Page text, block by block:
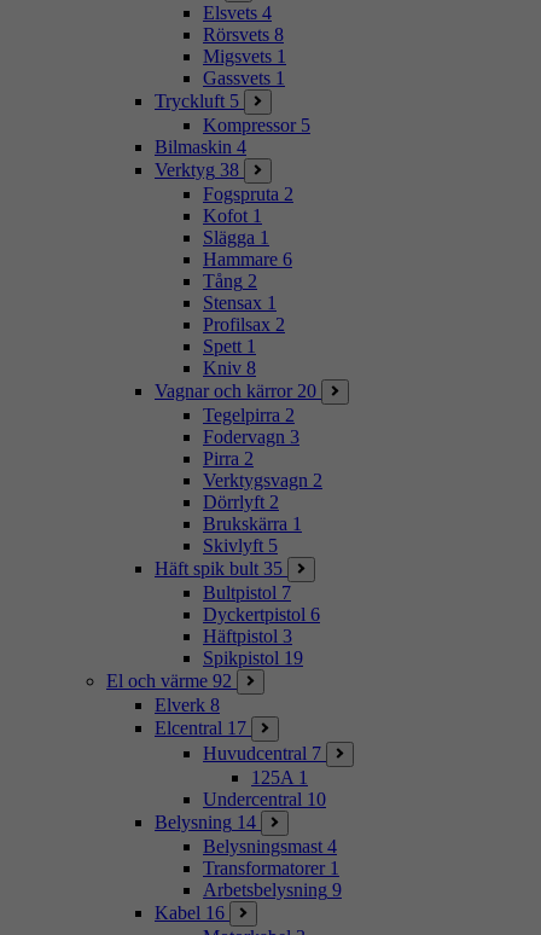
Elsvets 4
Rörsvets 8
Migsvets 1
Gassvets 1
Tryckluft 5
Kompressor 5
Bilmaskin 4
Verktyg 38
Fogspruta 2
Kofot 1
Slägga 1
Hammare 6
Tång 2
Stensax 1
Profilsax 2
Spett 1
Kniv 8
Vagnar och kärror 20
Tegelpirra 2
Fodervagn 3
Pirra 2
Verktygsvagn 2
Dörrlyft 2
Brukskärra 1
Skivlyft 5
Häft spik bult 35
Bultpistol 7
Dyckertpistol 6
Häftpistol 3
Spikpistol 19
El och värme 92
Elverk 8
Elcentral 17
Huvudcentral 7
125A 1
Undercentral 10
Belysning 14
Belysningsmast 4
Transformatorer 1
Arbetsbelysning 9
Kabel 16